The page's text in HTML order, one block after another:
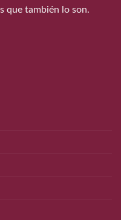
que también lo son.